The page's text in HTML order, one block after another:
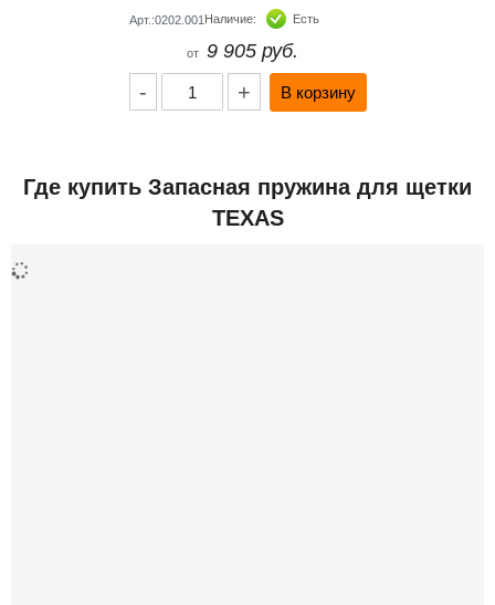
Арт.:0202.001 Наличие: Есть
от 9 905 руб.
- +
Где купить Запасная пружина для щетки
TEXAS